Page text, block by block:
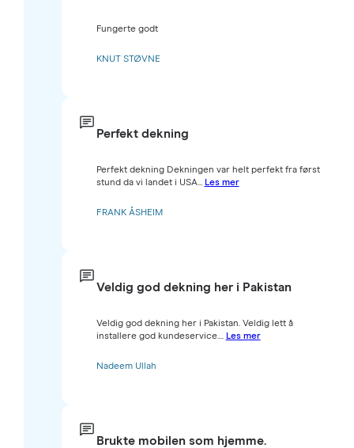
Fungerte godt
KNUT STØVNE
Perfekt dekning
Perfekt dekning Dekningen var helt perfekt fra først
stund da vi landet i USA... Les mer
FRANK ÅSHEIM
Veldig god dekning her i Pakistan
Veldig god dekning her i Pakistan. Veldig lett å
installere god kundeservice.... Les mer
Nadeem Ullah
Brukte mobilen som hjemme.